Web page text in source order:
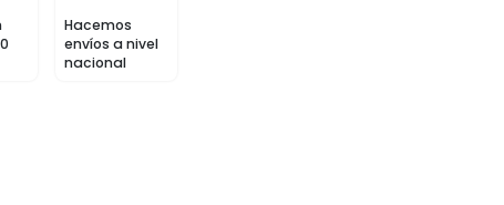
Hacemos
envíos a nivel
nacional